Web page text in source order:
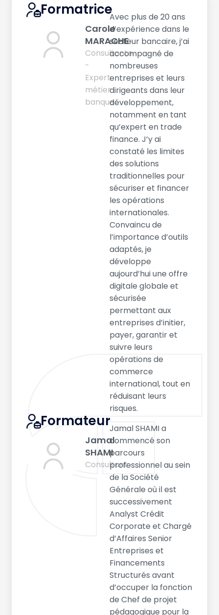
Formatrice
Carole
MARACHE
Consultante
-
Expert
métier
banque
Avec plus de 20 ans
d’expérience dans le
secteur bancaire, j’ai
accompagné de
nombreuses
entreprises et leurs
dirigeants dans leur
développement,
notamment en tant
qu’expert en trade
finance. J’y ai
constaté les limites
des solutions
traditionnelles pour
sécuriser et financer
les opérations
internationales.
Convaincu de
l’importance d’outils
adaptés, je
développe
aujourd’hui une offre
digitale globale et
sécurisée
permettant aux
entreprises d’initier,
payer, garantir et
suivre leurs
opérations de
commerce
international, tout en
réduisant leurs
risques.
Formateur
Jamal
SHAMI
Consultant
Jamal SHAMI a
commencé son
parcours
professionnel au sein
de la Société
Générale où il est
successivement
Analyst Crédit
Corporate et Chargé
d’Affaires Senior
Entreprises et
Financements
Structurés avant
d’occuper la fonction
de Chef de projet
pédagogique pour la